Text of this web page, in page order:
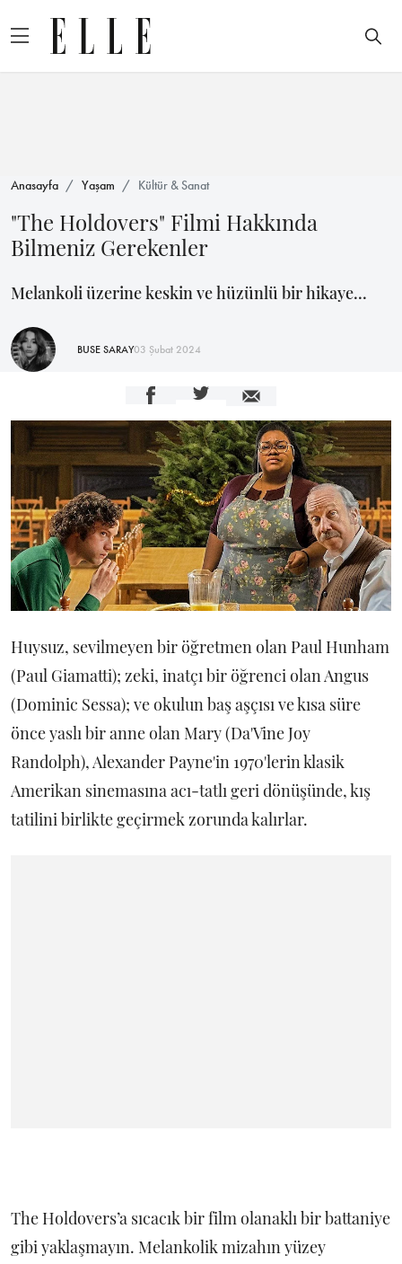
Anasayfa Yaşam Kültür & Sanat
"The Holdovers" Filmi Hakkında
Bilmeniz Gerekenler
Melankoli üzerine keskin ve hüzünlü bir hikaye...
BUSE SARAY03 Şubat 2024
Huysuz, sevilmeyen bir öğretmen olan Paul Hunham
(Paul Giamatti); zeki, inatçı bir öğrenci olan Angus
(Dominic Sessa); ve okulun baş aşçısı ve kısa süre
önce yaslı bir anne olan Mary (Da'Vine Joy
Randolph), Alexander Payne'in 1970'lerin klasik
Amerikan sinemasına acı-tatlı geri dönüşünde, kış
tatilini birlikte geçirmek zorunda kalırlar.
The Holdovers’a sıcacık bir film olanaklı bir battaniye
gibi yaklaşmayın. Melankolik mizahın yüzey